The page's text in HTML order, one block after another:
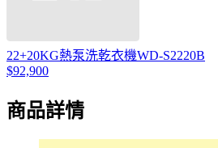
22+20KG熱泵洗乾衣機WD-S2220B
$92,900
商品詳情